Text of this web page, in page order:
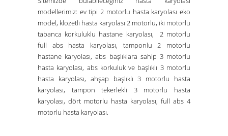
modellerimiz: ev tipi 2 motorlu hasta karyolası eko
model, klozetli hasta karyolası 2 motorlu, iki motorlu
tabanca korkuluklu hastane karyolası, 2 motorlu
full abs hasta karyolası, tamponlu 2 motorlu
hastane karyolası,abs başlıklara sahip 3 motorlu
hasta karyolası, abs korkuluk ve başlıklı 3 motorlu
hasta karyolası, ahşap başlıklı 3 motorlu hasta
karyolası, tampon tekerlekli 3 motorlu hasta
karyolası, dört motorlu hasta karyolası, full abs 4
motorlu hasta karyolası.